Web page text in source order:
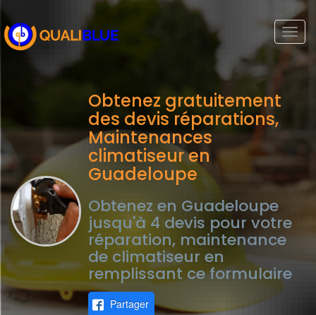
Obtenez gratuitement
des devis réparations,
Maintenances
climatiseur en
Guadeloupe
Obtenez en Guadeloupe
jusqu'à 4 devis pour votre
réparation, maintenance
de climatiseur en
remplissant ce formulaire
Partager